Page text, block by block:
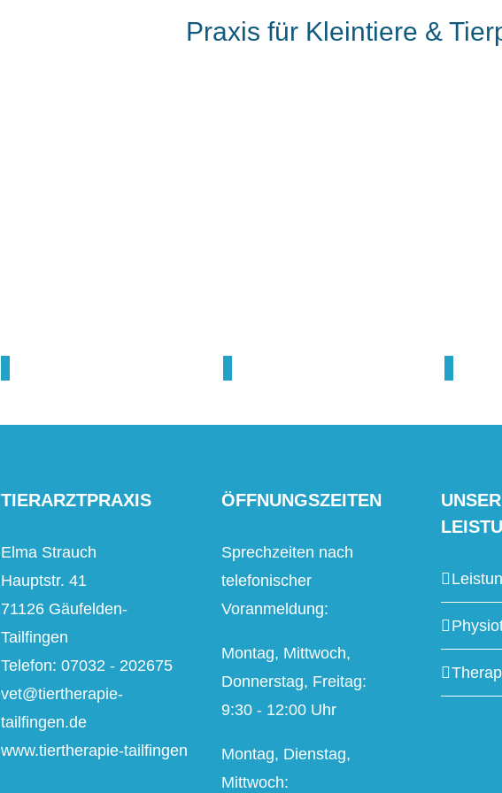
Praxis für Kleintiere &
TIERARZTPRAXIS
Elma Strauch
Hauptstr. 41
71126 Gäufelden-
Tailfingen
Telefon: 07032 - 202675
vet@tiertherapie-
tailfingen.de
www.tiertherapie-tailfingen
ÖFFNUNGSZEITEN
Sprechzeiten nach
telefonischer
Voranmeldung:
Montag, Mittwoch,
Donnerstag, Freitag:
9:30 - 12:00 Uhr
Montag, Dienstag,
Mittwoch:
UNSER